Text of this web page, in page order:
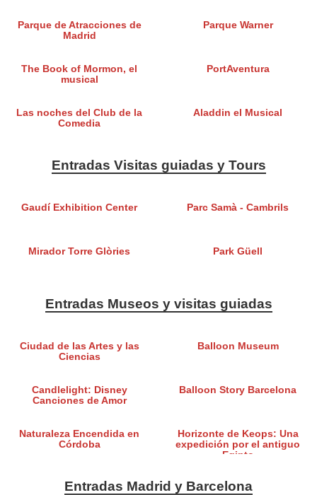
Parque de Atracciones de
Madrid
Parque Warner
The Book of Mormon, el
musical
PortAventura
Las noches del Club de la
Comedia
Aladdin el Musical
Entradas Visitas guiadas y Tours
Gaudí Exhibition Center Parc Samà - Cambrils
Mirador Torre Glòries Park Güell
Entradas Museos y visitas guiadas
Ciudad de las Artes y las
Ciencias
Balloon Museum
Candlelight: Disney
Canciones de Amor
Balloon Story Barcelona
Naturaleza Encendida en
Córdoba
Horizonte de Keops: Una
expedición por el antiguo
Egipto
Entradas Madrid y Barcelona